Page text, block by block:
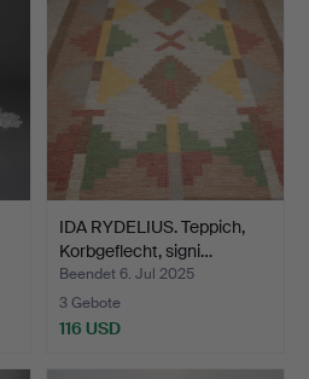
IDA RYDELIUS. Teppich,
Korbgeflecht, signi…
Beendet 6. Jul 2025
3 Gebote
116 USD